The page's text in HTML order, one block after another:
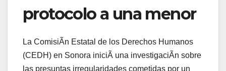
protocolo a una menor
La ComisiÃn Estatal de los Derechos Humanos
(CEDH) en Sonora iniciÃ una investigaciÃn sobre
las presuntas irregularidades cometidas por un